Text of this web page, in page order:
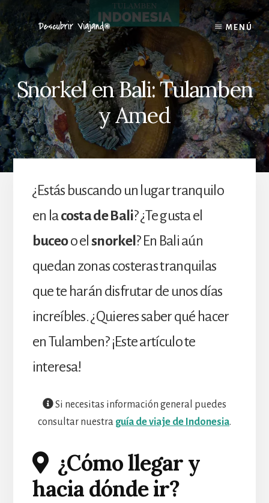
content
MENÚ
Snorkel en Bali: Tulamben
y Amed
¿Estás buscando un lugar tranquilo
en lacosta de Bali? ¿Te gusta el
buceoo elsnorkel? En Bali aún
quedan zonas costeras tranquilas
que te harán disfrutar de unos días
increíbles. ¿Quieres saber qué hacer
en Tulamben? ¡Este artículo te
interesa!
Si necesitas información general puedes
consultar nuestra guía de viaje de Indonesia.
¿Cómo llegar y
hacia dónde ir?